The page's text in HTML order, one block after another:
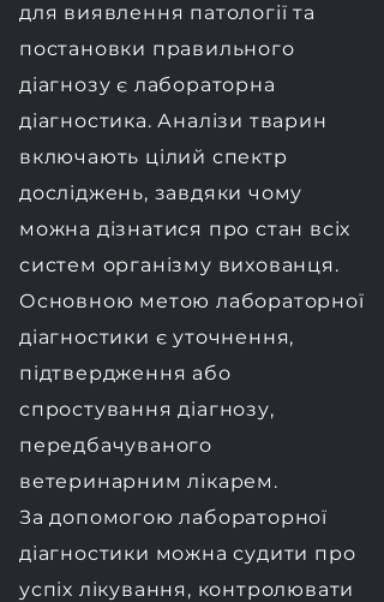
для виявлення патології та
постановки правильного
діагнозу є лабораторна
діагностика. Аналізи тварин
включають цілий спектр
досліджень, завдяки чому
можна дізнатися про стан всіх
систем організму вихованця.
​Основною метою лабораторної
діагностики є уточнення,
підтвердження або
спростування діагнозу,
передбачуваного
ветеринарним лікарем.
За допомогою лабораторної
діагностики можна судити про
успіх лікування, контролювати